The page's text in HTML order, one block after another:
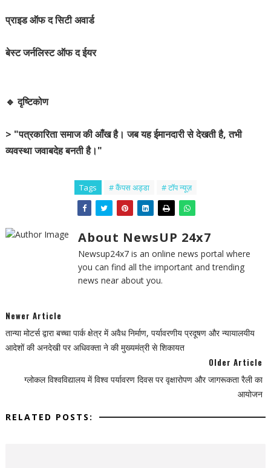
प्राइड ऑफ द सिटी अवार्ड
बेस्ट जर्नलिस्ट ऑफ द ईयर
🔹 दृष्टिकोण
> "पत्रकारिता समाज की आँख है। जब यह ईमानदारी से देखती है, तभी
व्यवस्था जवाबदेह बनती है।"
Tags # कैंपस अड्डा # टॉप न्यूज़
About NewsUP 24x7
Newsup24x7 is an online news portal where
you can find all the important and trending
news near about you.
Newer Article
तान्या मोटर्स द्वारा बच्चा पार्क क्षेत्र में अवैध निर्माण, पर्यावरणीय प्रदूषण और न्यायालयीय
आदेशों की अनदेखी पर अधिवक्ता ने की मुख्यमंत्री से शिकायत
Older Article
ग्लोकल विश्वविद्यालय में विश्व पर्यावरण दिवस पर वृक्षारोपण और जागरूकता रैली का
आयोजन
RELATED POSTS: